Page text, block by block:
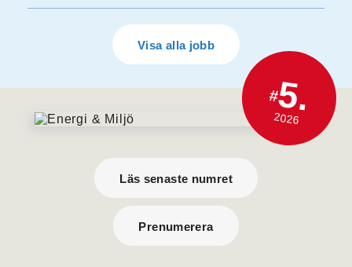
Visa alla jobb
#5.
2026
Läs senaste numret
Prenumerera